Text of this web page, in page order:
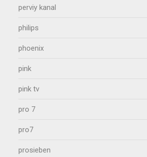
perviy kanal
philips
phoenix
pink
pink tv
pro 7
pro7
prosieben